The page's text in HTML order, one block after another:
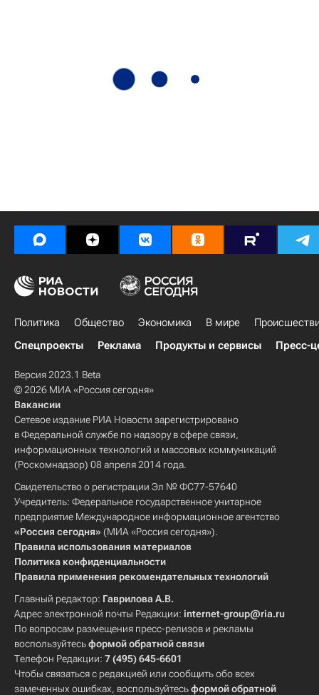
Политика Общество Экономика В мире
Спецпроекты
Реклама Продукты и сервисы Пресс-
Версия 2023.1 Beta
© 2026 МИА «Россия сегодня»
Вакансии
Сетевое издание РИА Новости зарегистрировано
в Федеральной службе по надзору в сфере связи,
информационных технологий и массовых коммуникаций
(Роскомнадзор) 08 апреля 2014 года.
Свидетельство о регистрации Эл № ФС77-57640
Учредитель: Федеральное государственное унитарное
предприятие Международное информационное агентство
«Россия сегодня» (МИА «Россия сегодня»).
Правила использования материалов
Политика конфиденциальности
Правила применения рекомендательных технологий
Главный редактор: Гаврилова А.В.
Адрес электронной почты Редакции: internet-group@ria.ru
По вопросам размещения пресс-релизов и рекламы
воспользуйтесьформой обратной связи
Телефон Редакции: 7 (495) 645-6601
Чтобы связаться с редакцией или сообщить обо всех
замеченных ошибках, воспользуйтесьформой обратной